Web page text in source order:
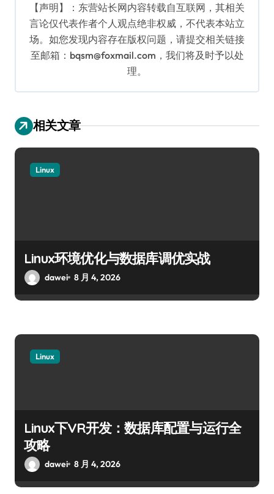
【声明】：东营站长网内容转载自互联网，其相关
言论仅代表作者个人观点绝非权威，不代表本站立
场。如您发现内容存在版权问题，请提交相关链接
至邮箱：bqsm@foxmail.com，我们将及时予以处
理。
相关文章
Linux
Linux环境优化与数据库调优实战
dawei 8 月 4, 2026
Linux
Linux下VR开发：数据库配置与运行全
攻略
dawei 8 月 4, 2026